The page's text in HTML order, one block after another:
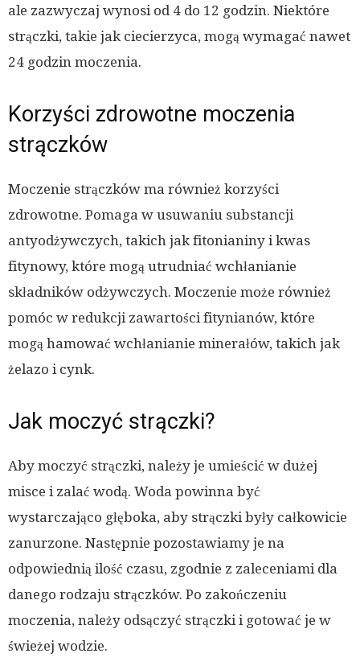
ale zazwyczaj wynosi od 4 do 12 godzin. Niektóre
strączki, takie jak ciecierzyca, mogą wymagać nawet
24 godzin moczenia.
Korzyści zdrowotne moczenia
strączków
Moczenie strączków ma również korzyści
zdrowotne. Pomaga w usuwaniu substancji
antyodżywczych, takich jak fitonianiny i kwas
fitynowy, które mogą utrudniać wchłanianie
składników odżywczych. Moczenie może również
pomóc w redukcji zawartości fitynianów, które
mogą hamować wchłanianie minerałów, takich jak
żelazo i cynk.
Jak moczyć strączki?
Aby moczyć strączki, należy je umieścić w dużej
misce i zalać wodą. Woda powinna być
wystarczająco głęboka, aby strączki były całkowicie
zanurzone. Następnie pozostawiamy je na
odpowiednią ilość czasu, zgodnie z zaleceniami dla
danego rodzaju strączków. Po zakończeniu
moczenia, należy odsączyć strączki i gotować je w
świeżej wodzie.